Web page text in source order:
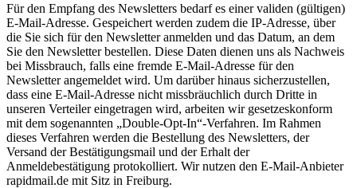
Für den Empfang des Newsletters bedarf es einer validen (gültigen)
E-Mail-Adresse. Gespeichert werden zudem die IP-Adresse, über
die Sie sich für den Newsletter anmelden und das Datum, an dem
Sie den Newsletter bestellen. Diese Daten dienen uns als Nachweis
bei Missbrauch, falls eine fremde E-Mail-Adresse für den
Newsletter angemeldet wird. Um darüber hinaus sicherzustellen,
dass eine E-Mail-Adresse nicht missbräuchlich durch Dritte in
unseren Verteiler eingetragen wird, arbeiten wir gesetzeskonform
mit dem sogenannten „Double-Opt-In“-Verfahren. Im Rahmen
dieses Verfahren werden die Bestellung des Newsletters, der
Versand der Bestätigungsmail und der Erhalt der
Anmeldebestätigung protokolliert. Wir nutzen den E-Mail-Anbieter
rapidmail.de mit Sitz in Freiburg.